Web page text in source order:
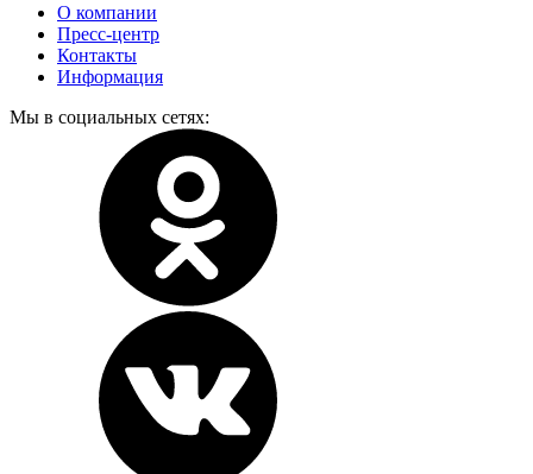
О компании
Пресс-центр
Контакты
Информация
Мы в социальных сетях: